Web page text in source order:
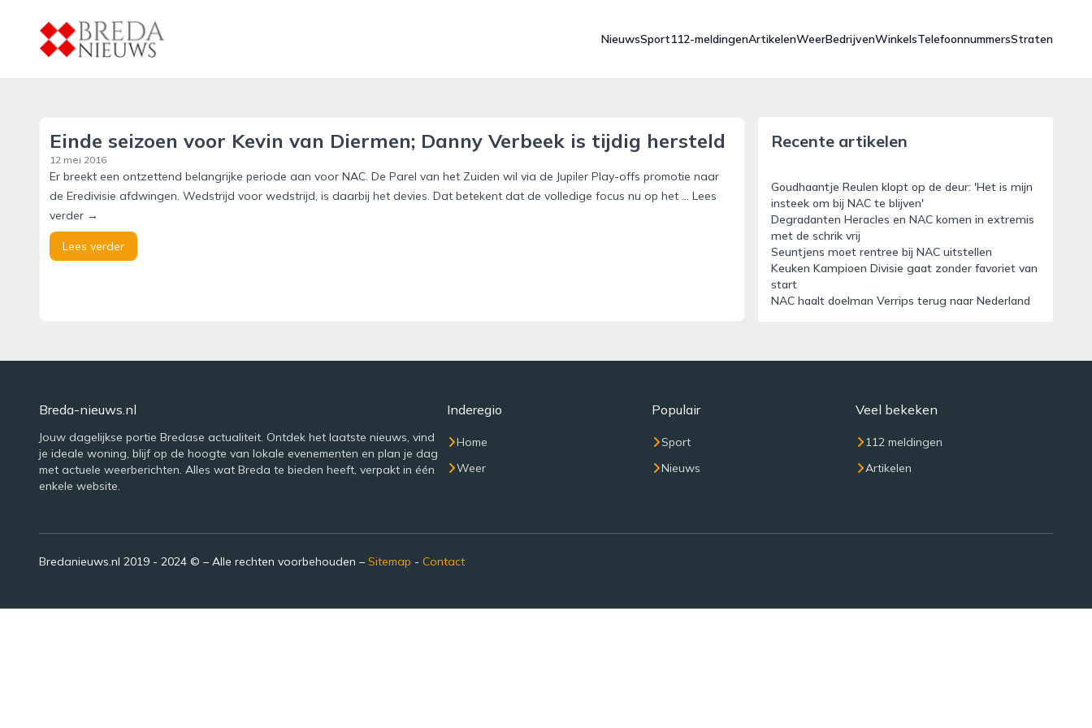
breda-nieuws.nl
NieuwsSport112-meldingenArtikelenWeerBedrijvenWinkelsTelefoonnummersStraten
Einde seizoen voor Kevin van Diermen; Danny Verbeek is tijdig hersteld
12 mei 2016
Er breekt een ontzettend belangrijke periode aan voor NAC. De Parel van het Zuiden wil via de Jupiler Play-offs promotie naar
de Eredivisie afdwingen. Wedstrijd voor wedstrijd, is daarbij het devies. Dat betekent dat de volledige focus nu op het … Lees
verder →
Lees verder
Recente artikelen
Goudhaantje Reulen klopt op de deur: 'Het is mijn
insteek om bij NAC te blijven'
Degradanten Heracles en NAC komen in extremis
met de schrik vrij
Seuntjens moet rentree bij NAC uitstellen
Keuken Kampioen Divisie gaat zonder favoriet van
start
NAC haalt doelman Verrips terug naar Nederland
Breda-nieuws.nl
Jouw dagelijkse portie Bredase actualiteit. Ontdek het laatste nieuws, vind
je ideale woning, blijf op de hoogte van lokale evenementen en plan je dag
met actuele weerberichten. Alles wat Breda te bieden heeft, verpakt in één
enkele website.
Inderegio
Home
Weer
Populair
Sport
Nieuws
Veel bekeken
112 meldingen
Artikelen
Bredanieuws.nl 2019 - 2024 © – Alle rechten voorbehouden – Sitemap - Contact